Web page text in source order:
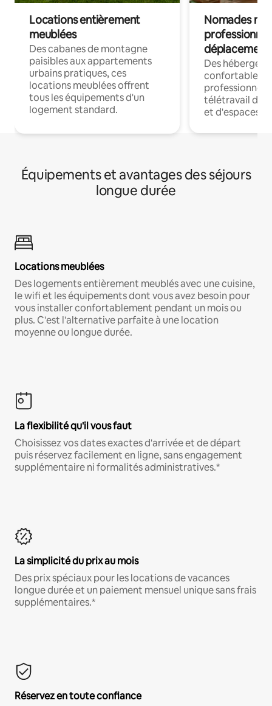
Locations entièrement
meublées
Des cabanes de montagne
paisibles aux appartements
urbains pratiques, ces
locations meublées offrent
tous les équipements d'un
logement standard.
Nomades
déplacement
Des
confortables
professionnels
télétravail
et d'espaces
Équipements et avantages des séjours
longue durée
Locations meublées
Des logements entièrement meublés avec une cuisine,
le wifi et les équipements dont vous avez besoin pour
vous installer confortablement pendant un mois ou
plus. C'est l'alternative parfaite à une location
moyenne ou longue durée.
La flexibilité qu'il vous faut
Choisissez vos dates exactes d'arrivée et de départ
puis réservez facilement en ligne, sans engagement
supplémentaire ni formalités administratives.*
La simplicité du prix au mois
Des prix spéciaux pour les locations de vacances
longue durée et un paiement mensuel unique sans frais
supplémentaires.*
Réservez en toute confiance